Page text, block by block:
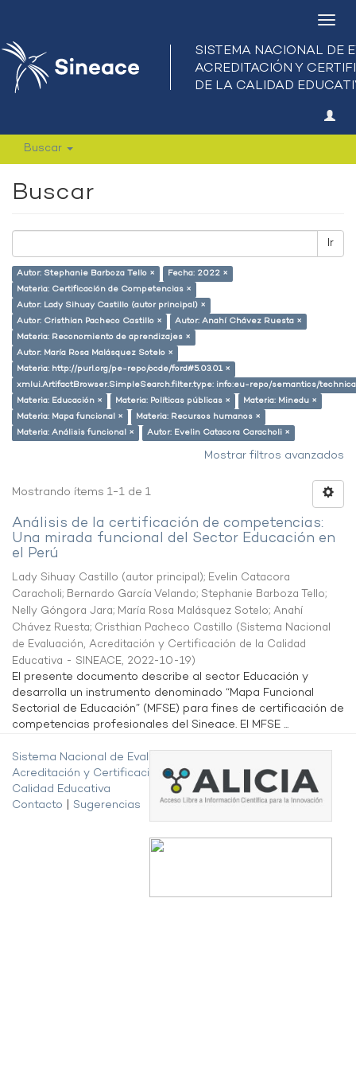
Buscar
Buscar
Ir
Autor: Stephanie Barboza Tello ×
Fecha: 2022 ×
Materia: Certificación de Competencias ×
Autor: Lady Sihuay Castillo (autor principal) ×
Autor: Cristhian Pacheco Castillo ×
Autor: Anahí Chávez Ruesta ×
Materia: Reconomiento de aprendizajes ×
Autor: María Rosa Malásquez Sotelo ×
Materia: http://purl.org/pe-repo/ocde/ford#5.03.01 ×
xmlui.ArtifactBrowser.SimpleSearch.filter.type: info:eu-repo/semantics/
Materia: Educación ×
Materia: Políticas públicas ×
Materia: Minedu ×
Materia: Mapa funcional ×
Materia: Recursos humanos ×
Materia: Análisis funcional ×
Autor: Evelin Catacora Caracholi ×
Mostrar filtros avanzados
Mostrando ítems 1-1 de 1
Análisis de la certificación de competencias:
Una mirada funcional del Sector Educación en
el Perú
Lady Sihuay Castillo (autor principal); Evelin Catacora
Caracholi; Bernardo García Velando; Stephanie Barboza Tello;
Nelly Góngora Jara; María Rosa Malásquez Sotelo; Anahí
Chávez Ruesta; Cristhian Pacheco Castillo (Sistema Nacional
de Evaluación, Acreditación y Certificación de la Calidad
Educativa - SINEACE, 2022-10-19)
El presente documento describe al sector Educación y
desarrolla un instrumento denominado “Mapa Funcional
Sectorial de Educación” (MFSE) para fines de certificación de
competencias profesionales del Sineace. El MFSE ...
Sistema Nacional de Evaluación,
Acreditación y Certificación de la
Calidad Educativa
Contacto
Sugerencias